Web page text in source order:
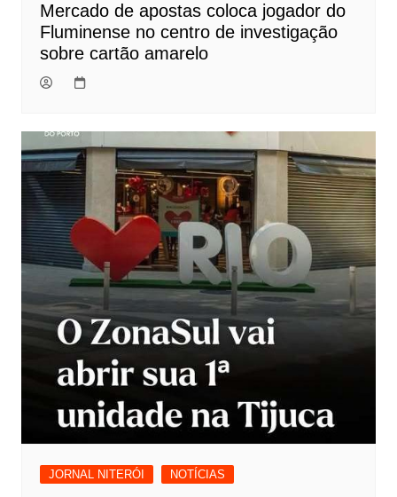
Mercado de apostas coloca jogador do
Fluminense no centro de investigação
sobre cartão amarelo
JORNAL NITERÓI NOTÍCIAS